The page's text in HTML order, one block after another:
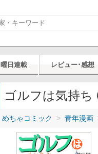
曜日連載 レビュー･感想
ゴルフは気持ち
めちゃコミック 青年漫画